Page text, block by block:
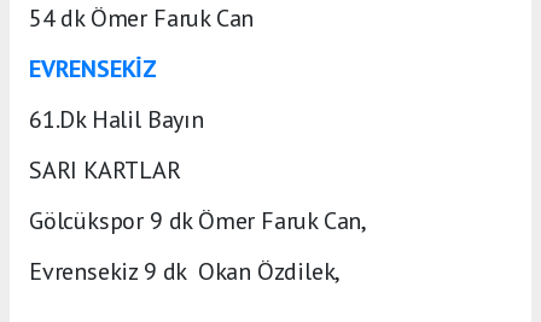
54 dk Ömer Faruk Can
EVRENSEKİZ
61.Dk Halil Bayın
SARI KARTLAR
Gölcükspor 9 dk Ömer Faruk Can,
Evrensekiz 9 dk Okan Özdilek,